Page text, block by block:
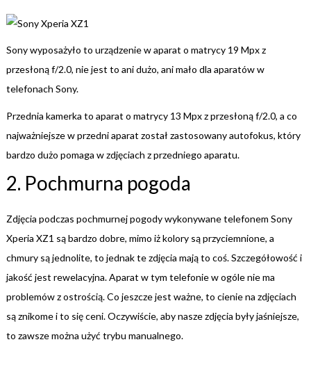
Sony wyposażyło to urządzenie w aparat o matrycy 19 Mpx z
przesłoną f/2.0, nie jest to ani dużo, ani mało dla aparatów w
telefonach Sony.
Przednia kamerka to aparat o matrycy 13 Mpx z przesłoną f/2.0, a co
najważniejsze w przedni aparat został zastosowany autofokus, który
bardzo dużo pomaga w zdjęciach z przedniego aparatu.
2. Pochmurna pogoda
Zdjęcia podczas pochmurnej pogody wykonywane telefonem Sony
Xperia XZ1 są bardzo dobre, mimo iż kolory są przyciemnione, a
chmury są jednolite, to jednak te zdjęcia mają to coś. Szczegółowość i
jakość jest rewelacyjna. Aparat w tym telefonie w ogóle nie ma
problemów z ostrością. Co jeszcze jest ważne, to cienie na zdjęciach
są znikome i to się ceni. Oczywiście, aby nasze zdjęcia były jaśniejsze,
to zawsze można użyć trybu manualnego.